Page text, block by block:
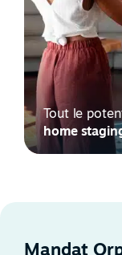
Tout le
home
Mandat